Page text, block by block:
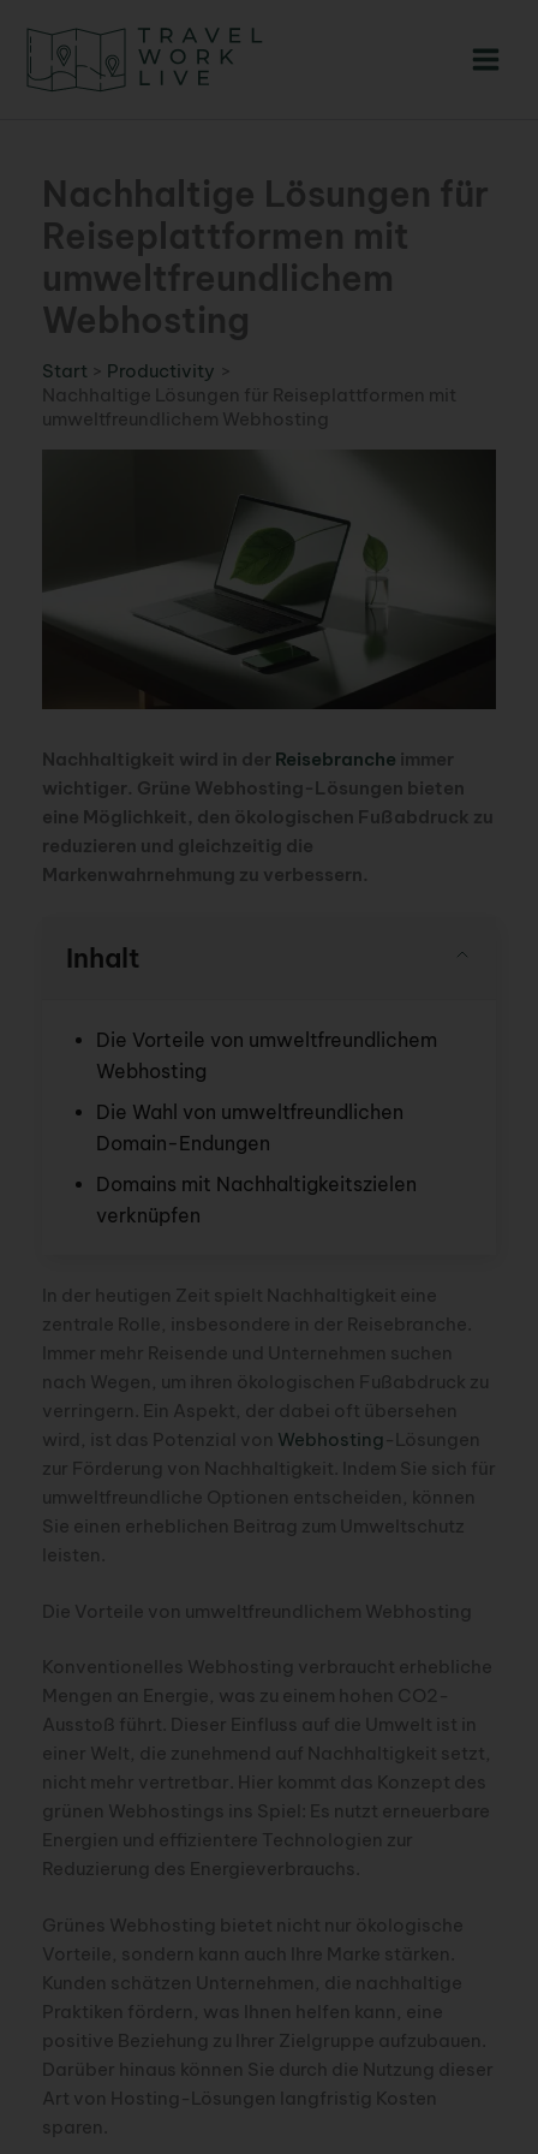
Inhalt
springen
Nachhaltige Lösungen für
Reiseplattformen mit
umweltfreundlichem
Webhosting
Start
Productivity
Nachhaltige Lösungen für Reiseplattformen mit
umweltfreundlichem Webhosting
Nachhaltigkeit wird in der Reisebranche immer
wichtiger. Grüne Webhosting-Lösungen bieten
eine Möglichkeit, den ökologischen Fußabdruck zu
reduzieren und gleichzeitig die
Markenwahrnehmung zu verbessern.
Inhalt
Die Vorteile von umweltfreundlichem
Webhosting
Die Wahl von umweltfreundlichen
Domain-Endungen
Domains mit Nachhaltigkeitszielen
verknüpfen
In der heutigen Zeit spielt Nachhaltigkeit eine
zentrale Rolle, insbesondere in der Reisebranche.
Immer mehr Reisende und Unternehmen suchen
nach Wegen, um ihren ökologischen Fußabdruck zu
verringern. Ein Aspekt, der dabei oft übersehen
wird, ist das Potenzial von Webhosting-Lösungen
zur Förderung von Nachhaltigkeit. Indem Sie sich für
umweltfreundliche Optionen entscheiden, können
Sie einen erheblichen Beitrag zum Umweltschutz
leisten.
Die Vorteile von umweltfreundlichem Webhosting
Konventionelles Webhosting verbraucht erhebliche
Mengen an Energie, was zu einem hohen CO2-
Ausstoß führt. Dieser Einfluss auf die Umwelt ist in
einer Welt, die zunehmend auf Nachhaltigkeit setzt,
nicht mehr vertretbar. Hier kommt das Konzept des
grünen Webhostings ins Spiel: Es nutzt erneuerbare
Energien und effizientere Technologien zur
Reduzierung des Energieverbrauchs.
Grünes Webhosting bietet nicht nur ökologische
Vorteile, sondern kann auch Ihre Marke stärken.
Kunden schätzen Unternehmen, die nachhaltige
Praktiken fördern, was Ihnen helfen kann, eine
positive Beziehung zu Ihrer Zielgruppe aufzubauen.
Darüber hinaus können Sie durch die Nutzung dieser
Art von Hosting-Lösungen langfristig Kosten
sparen.